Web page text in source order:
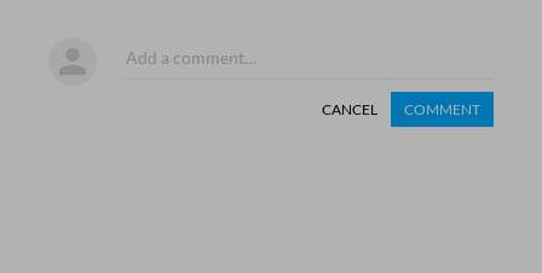
CANCEL COMMENT